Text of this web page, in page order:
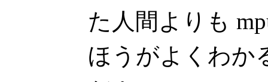
た人間よりも
ほうがよくわか